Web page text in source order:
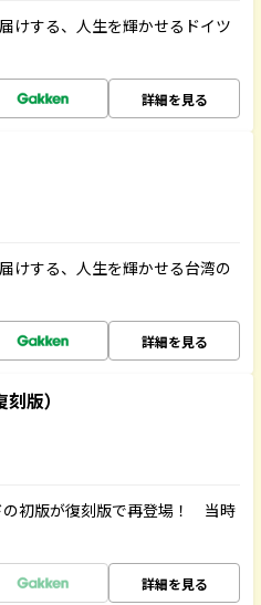
けする、人生を輝かせるドイツ
詳細を見る
けする、人生を輝かせる台湾の
詳細を見る
版）
の初版が復刻版で再登場！ 当時
詳細を見る